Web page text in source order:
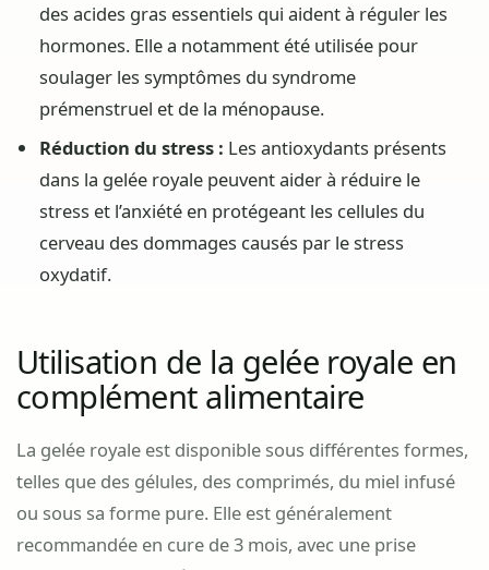
des acides gras essentiels qui aident à réguler les
hormones. Elle a notamment été utilisée pour
soulager les symptômes du syndrome
prémenstruel et de la ménopause.
Réduction du stress : Les antioxydants présents
dans la gelée royale peuvent aider à réduire le
stress et l’anxiété en protégeant les cellules du
cerveau des dommages causés par le stress
oxydatif.
Utilisation de la gelée royale en
complément alimentaire
La gelée royale est disponible sous différentes formes,
telles que des gélules, des comprimés, du miel infusé
ou sous sa forme pure. Elle est généralement
recommandée en cure de 3 mois, avec une prise